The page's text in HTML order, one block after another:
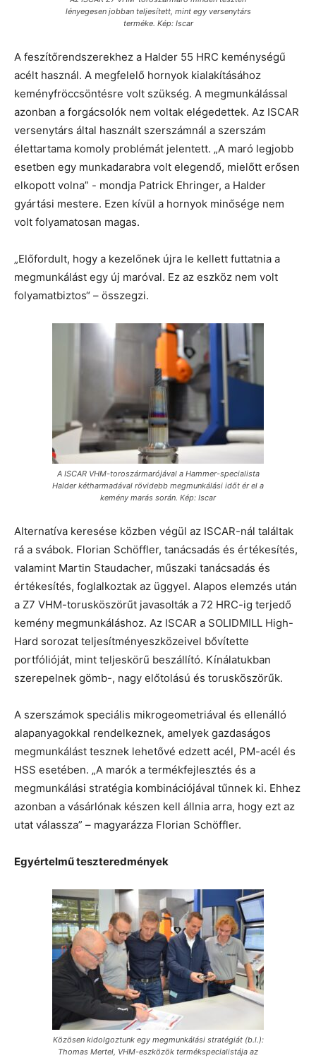
lényegesen jobban teljesített, mint egy versenytárs
terméke. Kép: Iscar
A feszítőrendszerekhez a Halder 55 HRC keménységű
acélt használ. A megfelelő hornyok kialakításához
keményfröccsöntésre volt szükség. A megmunkálással
azonban a forgácsolók nem voltak elégedettek. Az ISCAR
versenytárs által használt szerszámnál a szerszám
élettartama komoly problémát jelentett. „A maró legjobb
esetben egy munkadarabra volt elegendő, mielőtt erősen
elkopott volna” - mondja Patrick Ehringer, a Halder
gyártási mestere. Ezen kívül a hornyok minősége nem
volt folyamatosan magas.
„Előfordult, hogy a kezelőnek újra le kellett futtatnia a
megmunkálást egy új maróval. Ez az eszköz nem volt
folyamatbiztos“ – összegzi.
A ISCAR VHM-toroszármarójával a Hammer-specialista
Halder kétharmadával rövidebb megmunkálási időt ér el a
kemény marás során. Kép: Iscar
Alternatíva keresése közben végül az ISCAR-nál találtak
rá a svábok. Florian Schöffler, tanácsadás és értékesítés,
valamint Martin Staudacher, műszaki tanácsadás és
értékesítés, foglalkoztak az üggyel. Alapos elemzés után
a Z7 VHM-torusköszörűt javasolták a 72 HRC-ig terjedő
kemény megmunkáláshoz. Az ISCAR a SOLIDMILL High-
Hard sorozat teljesítményeszközeivel bővítette
portfólióját, mint teljeskörű beszállító. Kínálatukban
szerepelnek gömb-, nagy előtolású és torusköszörűk.
A szerszámok speciális mikrogeometriával és ellenálló
alapanyagokkal rendelkeznek, amelyek gazdaságos
megmunkálást tesznek lehetővé edzett acél, PM-acél és
HSS esetében. „A marók a termékfejlesztés és a
megmunkálási stratégia kombinációjával tűnnek ki. Ehhez
azonban a vásárlónak készen kell állnia arra, hogy ezt az
utat válassza” – magyarázza Florian Schöffler.
Egyértelmű teszteredmények
Közösen kidolgoztunk egy megmunkálási stratégiát (b.l.):
Thomas Mertel, VHM-eszközök termékspecialistája az